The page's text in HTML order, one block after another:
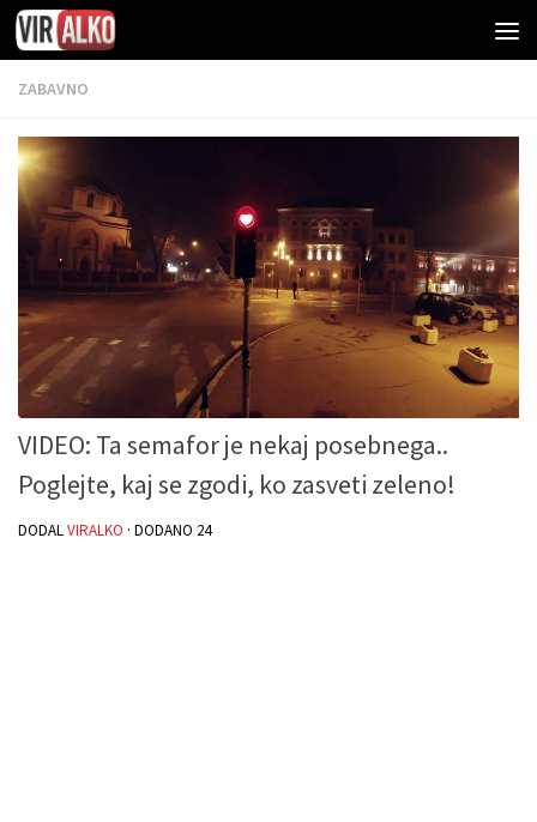
ZABAVNO
VIDEO: Ta semafor je nekaj posebnega..
Poglejte, kaj se zgodi, ko zasveti zeleno!
DODALVIRALKO · DODANO 24